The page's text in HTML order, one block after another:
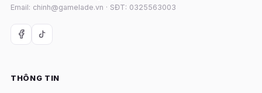
Email: chinh@gamelade.vn · SĐT: 0325563003
THÔNG TIN